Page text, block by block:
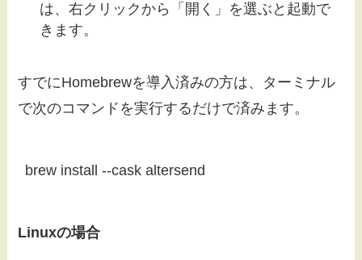
は、右クリックから「開く」を選ぶと起動で
きます。
すでにHomebrewを導入済みの方は、ターミナル
で次のコマンドを実行するだけで済みます。
brew install --cask altersend
Linuxの場合